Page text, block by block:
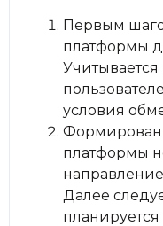
Первым
платформы
условия
платформы
Далее